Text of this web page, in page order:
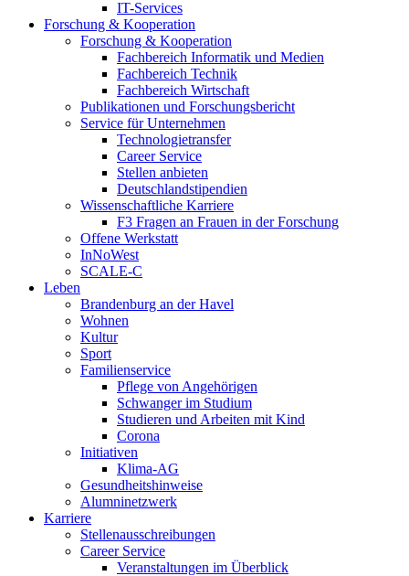
IT-Services
Forschung & Kooperation
Forschung & Kooperation
Fachbereich Informatik und Medien
Fachbereich Technik
Fachbereich Wirtschaft
Publikationen und Forschungsbericht
Service für Unternehmen
Technologietransfer
Career Service
Stellen anbieten
Deutschlandstipendien
Wissenschaftliche Karriere
F3 Fragen an Frauen in der Forschung
Offene Werkstatt
InNoWest
SCALE-C
Leben
Brandenburg an der Havel
Wohnen
Kultur
Sport
Familienservice
Pflege von Angehörigen
Schwanger im Studium
Studieren und Arbeiten mit Kind
Corona
Initiativen
Klima-AG
Gesundheitshinweise
Alumninetzwerk
Karriere
Stellenausschreibungen
Career Service
Veranstaltungen im Überblick